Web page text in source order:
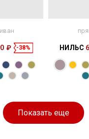
Спальное
₽ -38%
Размеры
НИЛЬС
Показать еще